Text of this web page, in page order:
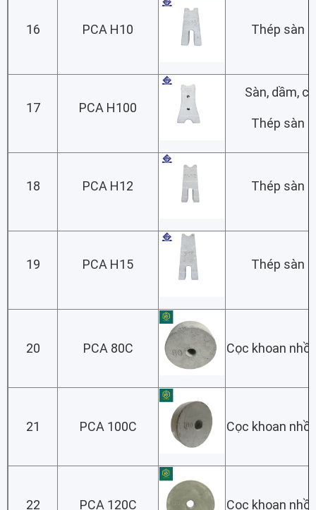
16 PCA H10 Thép sàn
17 PCA H100
Sàn, dầm,
Thép sàn
18 PCA H12 Thép sàn
19 PCA H15 Thép sàn
20 PCA 80C Cọc khoan
21 PCA 100C Cọc khoan
22 PCA 120C Cọc khoan